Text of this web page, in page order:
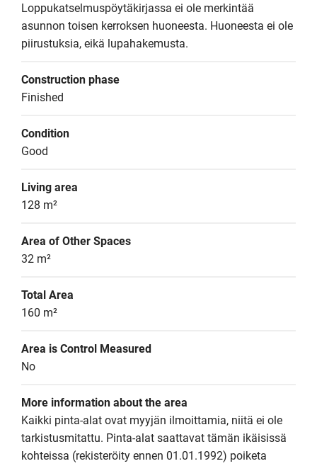
Loppukatselmuspöytäkirjassa ei ole merkintää
asunnon toisen kerroksen huoneesta. Huoneesta ei ole
piirustuksia, eikä lupahakemusta.
Construction phase
Finished
Condition
Good
Living area
128 m²
Area of Other Spaces
32 m²
Total Area
160 m²
Area is Control Measured
No
More information about the area
Kaikki pinta-alat ovat myyjän ilmoittamia, niitä ei ole
tarkistusmitattu. Pinta-alat saattavat tämän ikäisissä
kohteissa (rekisteröity ennen 01.01.1992) poiketa